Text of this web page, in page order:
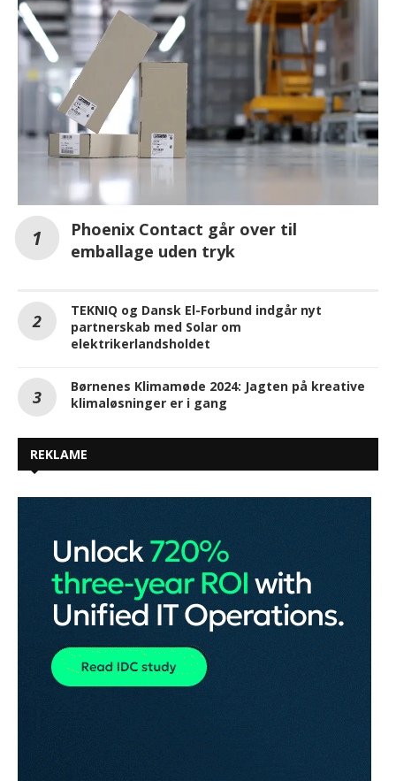
Phoenix Contact går over til
emballage uden tryk
TEKNIQ og Dansk El-Forbund indgår nyt
partnerskab med Solar om
elektrikerlandsholdet
Børnenes Klimamøde 2024: Jagten på kreative
klimaløsninger er i gang
REKLAME